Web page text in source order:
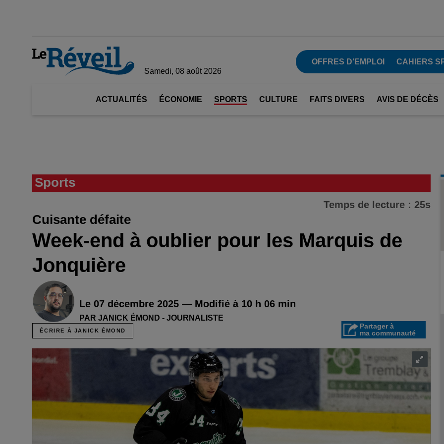
Samedi, 08 août 2026
OFFRES D’EMPLOI CAHIERS
ACTUALITÉS ÉCONOMIE SPORTS CULTURE FAITS DIVERS AVIS DE DÉCÈS
Sports
Temps de lecture : 25s
Cuisante défaite
Week-end à oublier pour les Marquis de
Jonquière
Le 07 décembre 2025 — Modifié à 10 h 06 min
PAR JANICK ÉMOND - JOURNALISTE
ÉCRIRE À JANICK ÉMOND
Partager à
ma communauté